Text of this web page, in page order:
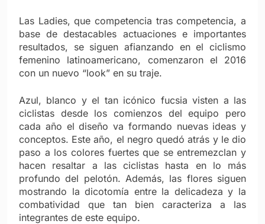
Las Ladies, que competencia tras competencia, a
base de destacables actuaciones e importantes
resultados, se siguen afianzando en el ciclismo
femenino latinoamericano, comenzaron el 2016
con un nuevo “look” en su traje.
Azul, blanco y el tan icónico fucsia visten a las
ciclistas desde los comienzos del equipo pero
cada año el diseño va formando nuevas ideas y
conceptos. Este año, el negro quedó atrás y le dio
paso a los colores fuertes que se entremezclan y
hacen resaltar a las ciclistas hasta en lo más
profundo del pelotón. Además, las flores siguen
mostrando la dicotomía entre la delicadeza y la
combatividad que tan bien caracteriza a las
integrantes de este equipo.